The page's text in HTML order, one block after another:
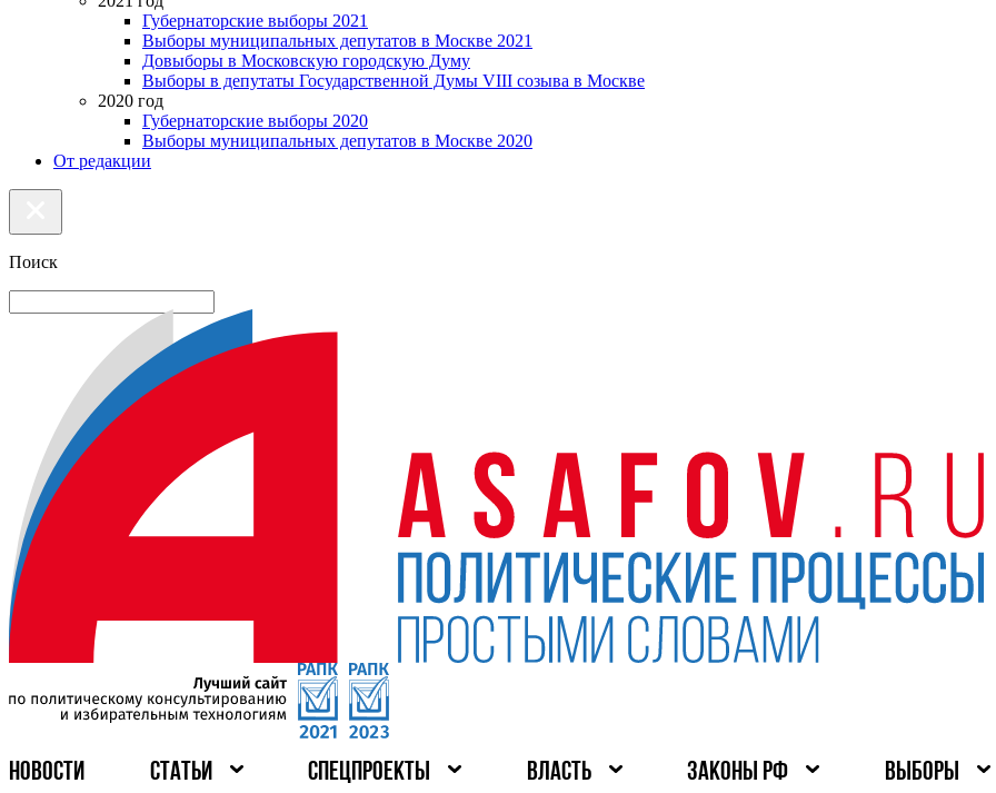
Губернаторские выборы 2021
Выборы муниципальных депутатов в Москве 2021
Довыборы в Московскую городскую Думу
Выборы в депутаты Государственной Думы VIII созыва в Москве
2020 год
Губернаторские выборы 2020
Выборы муниципальных депутатов в Москве 2020
От редакции
Поиск
НОВОСТИ СТАТЬИ СПЕЦПРОЕКТЫ ВЛАСТЬ ЗАКОНЫ РФ ВЫБОРЫ